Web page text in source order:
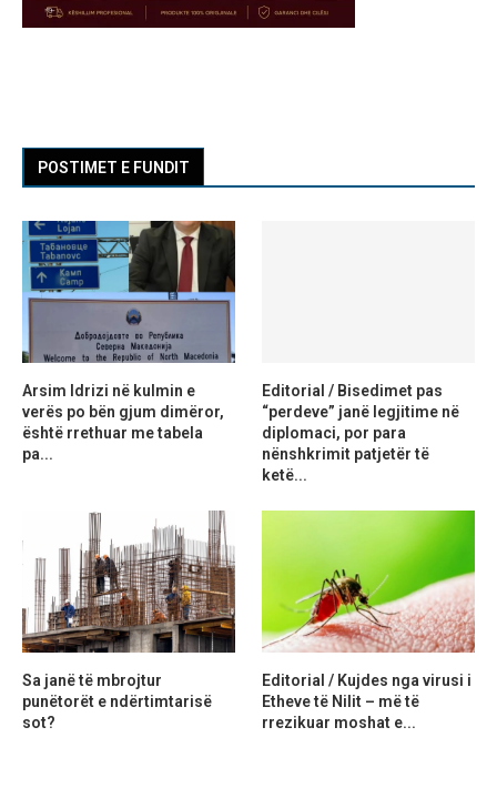
POSTIMET E FUNDIT
Arsim Idrizi në kulmin e
verës po bën gjum dimëror,
është rrethuar me tabela
pa...
Editorial / Bisedimet pas
“perdeve” janë legjitime në
diplomaci, por para
nënshkrimit patjetër të
ketë...
Sa janë të mbrojtur
punëtorët e ndërtimtarisë
sot?
Editorial / Kujdes nga virusi i
Etheve të Nilit – më të
rrezikuar moshat e...